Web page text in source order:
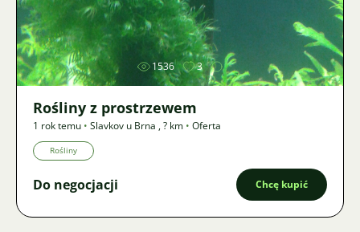
Zdjęcie
1536 3
Rośliny z prostrzewem
1 rok temu • Slavkov u Brna ,? km • Oferta
Rośliny
Do negocjacji Chcę kupić